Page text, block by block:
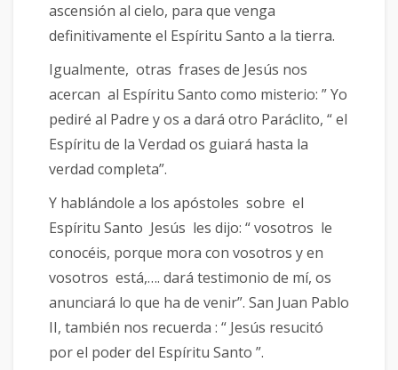
ascensión al cielo, para que venga
definitivamente el Espíritu Santo a la tierra.
Igualmente, otras frases de Jesús nos
acercan al Espíritu Santo como misterio: ” Yo
pediré al Padre y os a dará otro Paráclito, “ el
Espíritu de la Verdad os guiará hasta la
verdad completa”.
Y hablándole a los apóstoles sobre el
Espíritu Santo Jesús les dijo: “ vosotros le
conocéis, porque mora con vosotros y en
vosotros está,…. dará testimonio de mí, os
anunciará lo que ha de venir”. San Juan Pablo
II, también nos recuerda : “ Jesús resucitó
por el poder del Espíritu Santo ”.